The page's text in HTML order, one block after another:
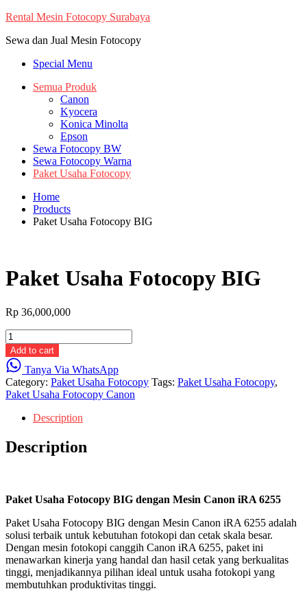
Skip
content
Rental Mesin Fotocopy Surabaya
Sewa dan Jual Mesin Fotocopy
Special Menu
Semua Produk
Canon
Kyocera
Konica Minolta
Epson
Sewa Fotocopy BW
Sewa Fotocopy Warna
Paket Usaha Fotocopy
Home
Products
Paket Usaha Fotocopy BIG
Paket Usaha Fotocopy BIG
Rp 36,000,000
Paket
Usaha
Fotocopy
BIG
quantity
Add to cart
Tanya Via WhatsApp
Category: Paket Usaha Fotocopy Tags: Paket Usaha Fotocopy,
Paket Usaha Fotocopy Canon
Description
Description
Paket Usaha Fotocopy BIG dengan Mesin Canon iRA 6255
Paket Usaha Fotocopy BIG dengan Mesin Canon iRA 6255 adalah
solusi terbaik untuk kebutuhan fotokopi dan cetak skala besar.
Dengan mesin fotokopi canggih Canon iRA 6255, paket ini
menawarkan kinerja yang handal dan hasil cetak yang berkualitas
tinggi, menjadikannya pilihan ideal untuk usaha fotokopi yang
membutuhkan produktivitas tinggi.